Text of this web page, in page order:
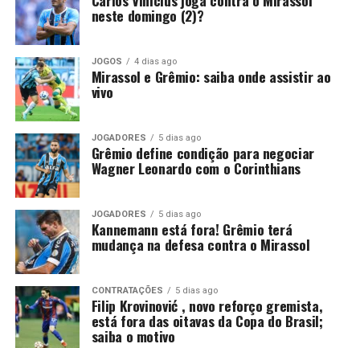
Foto: Lucas Uebel / Grêmio
Embora o episódio tenha ocorrido antes da pausa para a
Copa do Mundo, a punição segue válida e será cumprida
apenas agora. Por isso, o argentino ficará fora
justamente em um confronto decisivo, no momento em
que o Tricolor busca recuperação após a eliminação na
Copa Sul-Americana.
Kannemann recebeu críticas da
torcida
O lance que tirou Kannemann da partida ocorreu no dia
14 de maio, diante do Confiança-SE. Na ocasião, o
defensor entrou no intervalo para substituir Balbuena,
mas permaneceu pouco tempo em campo. Aos 29
minutos da etapa final, o árbitro Lucas Torezin mostrou
o segundo cartão amarelo e, na sequência, o vermelho.
neste domingo (2)?
JOGOS 4 dias ago
Mirassol e Grêmio: saiba onde assistir ao
vivo
JOGADORES 5 dias ago
Grêmio define condição para negociar
Wagner Leonardo com o Corinthians
JOGADORES 5 dias ago
Kannemann está fora! Grêmio terá
mudança na defesa contra o Mirassol
CONTRATAÇÕES 5 dias ago
Filip Krovinović , novo reforço gremista,
está fora das oitavas da Copa do Brasil;
saiba o motivo